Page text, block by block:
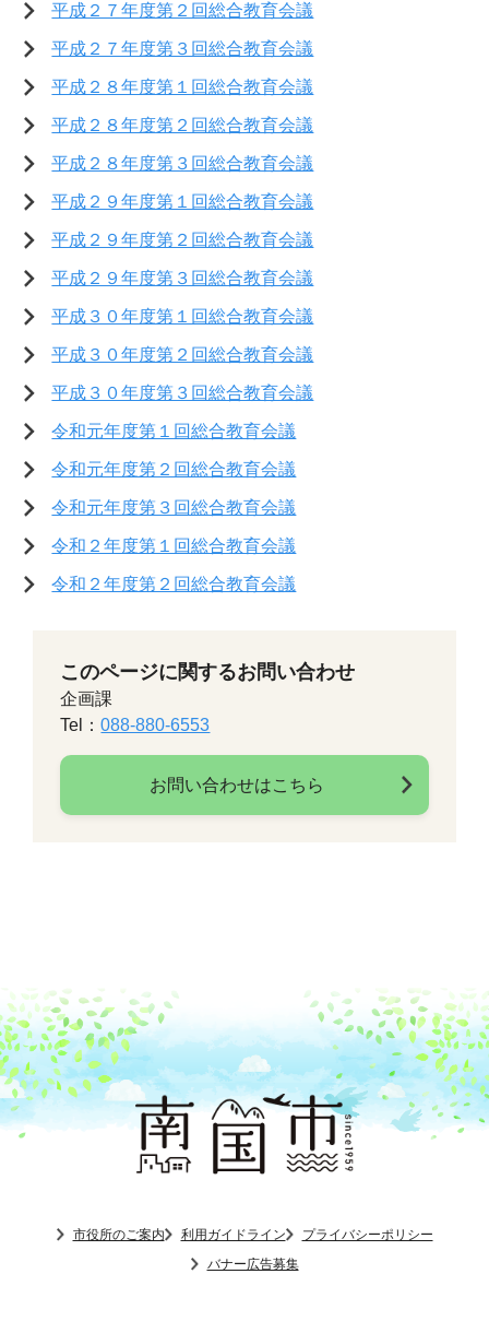
平成２７年度第２回総合教育会議
平成２７年度第３回総合教育会議
平成２８年度第１回総合教育会議
平成２８年度第２回総合教育会議
平成２８年度第３回総合教育会議
平成２９年度第１回総合教育会議
平成２９年度第２回総合教育会議
平成２９年度第３回総合教育会議
平成３０年度第１回総合教育会議
平成３０年度第２回総合教育会議
平成３０年度第３回総合教育会議
令和元年度第１回総合教育会議
令和元年度第２回総合教育会議
令和元年度第３回総合教育会議
令和２年度第１回総合教育会議
令和２年度第２回総合教育会議
このページに関するお問い合わせ
企画課
Tel：088-880-6553
お問い合わせはこちら
市役所のご案内 利用ガイドライン
プライバシーポリシー
バナー広告募集